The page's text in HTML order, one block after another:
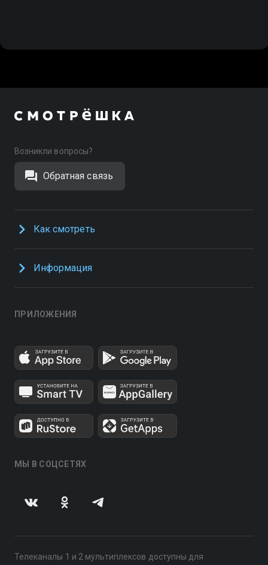
Возникли вопросы?
Обратная связь
Как смотреть
Информация
ПРИЛОЖЕНИЯ
МЫ В СОЦСЕТЯХ
Телеканалы 1 и 2 мультиплексов доступны для